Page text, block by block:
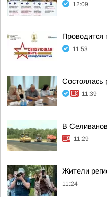
12:09
Проводится
11:53
Состоялась
11:39
В
11:29
Жители
11:24